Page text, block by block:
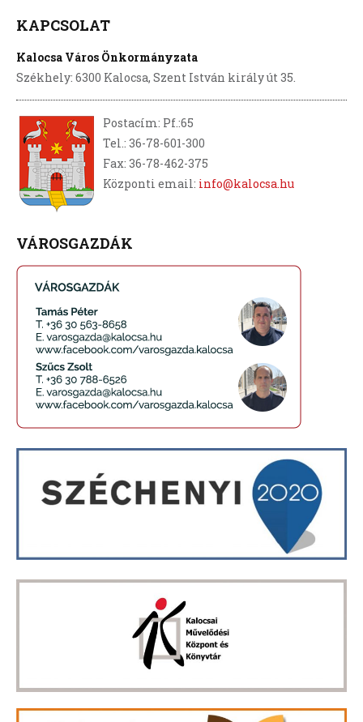
KAPCSOLAT
Kalocsa Város Önkormányzata
Székhely: 6300 Kalocsa, Szent István király út 35.
Postacím: Pf.:65
Tel.: 36-78-601-300
Fax: 36-78-462-375
Központi email: info@kalocsa.hu
VÁROSGAZDÁK